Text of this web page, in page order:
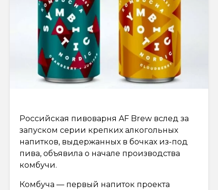
Российская пивоварня AF Brew вслед за
запуском серии крепких алкогольных
напитков, выдержанных в бочках из-под
пива, объявила о начале производства
комбучи.
Комбуча — первый напиток проекта